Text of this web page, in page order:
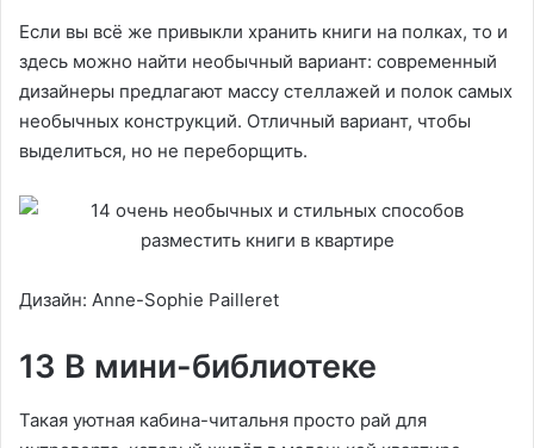
Если вы всё же привыкли хранить книги на полках, то и
здесь можно найти необычный вариант: современный
дизайнеры предлагают массу стеллажей и полок самых
необычных конструкций. Отличный вариант, чтобы
выделиться, но не переборщить.
Дизайн: Anne-Sophie Pailleret
13 В мини-библиотеке
Такая уютная кабина-читальня просто рай для